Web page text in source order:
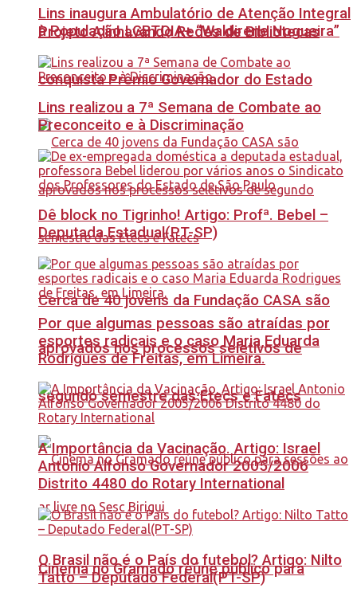
Projeto Alinhavando Redes de Bibliotecas
conquista Prêmio Governador do Estado
Cerca de 40 jovens da Fundação CASA são
aprovados nos processos seletivos de
segundo semestre das Etecs e Fatecs
Cinema no Gramado reúne público para
Lins inaugura Ambulatório de Atenção Integral
à População LGBTQIA+ “Waldirene Nogueira”
Lins realizou a 7ª Semana de Combate ao
Preconceito e à Discriminação
Dê block no Tigrinho! Artigo: Profª. Bebel –
Deputada Estadual(PT-SP)
Por que algumas pessoas são atraídas por
esportes radicais e o caso Maria Eduarda
Rodrigues de Freitas, em Limeira.
A Importância da Vacinação. Artigo: Israel
Antonio Alfonso Governador 2005/2006
Distrito 4480 do Rotary International
O Brasil não é o País do futebol? Artigo: Nilto
Tatto – Deputado Federal(PT-SP)